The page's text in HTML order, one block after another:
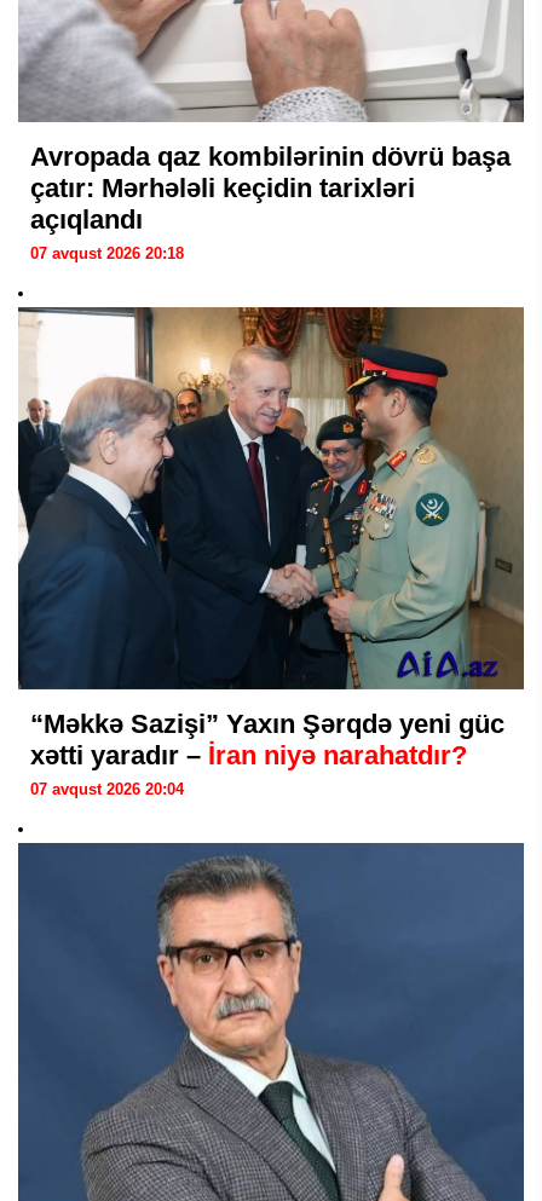
Avropada qaz kombilərinin dövrü başa
çatır: Mərhələli keçidin tarixləri
açıqlandı
07 avqust 2026 20:18
“Məkkə Sazişi” Yaxın Şərqdə yeni güc
xətti yaradır – İran niyə narahatdır?
07 avqust 2026 20:04